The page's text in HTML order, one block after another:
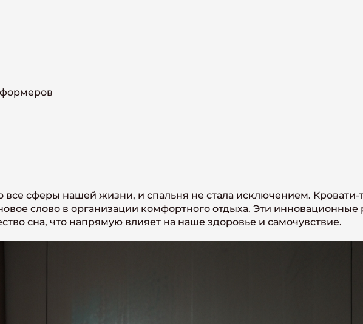
сферы нашей жизни, и спальня не стала исключением.
слово в организации комфортного отдыха. Эти
сна, что напрямую влияет на наше здоровье и самочувствие.